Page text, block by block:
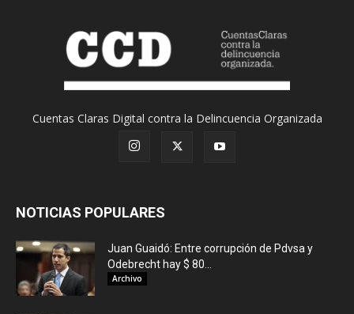
Cuentas Claras Digital contra la Delincuencia Organizada
NOTICIAS POPULARES
Juan Guaidó: Entre corrupción de Pdvsa y
Odebrecht hay $ 80...
Archivo